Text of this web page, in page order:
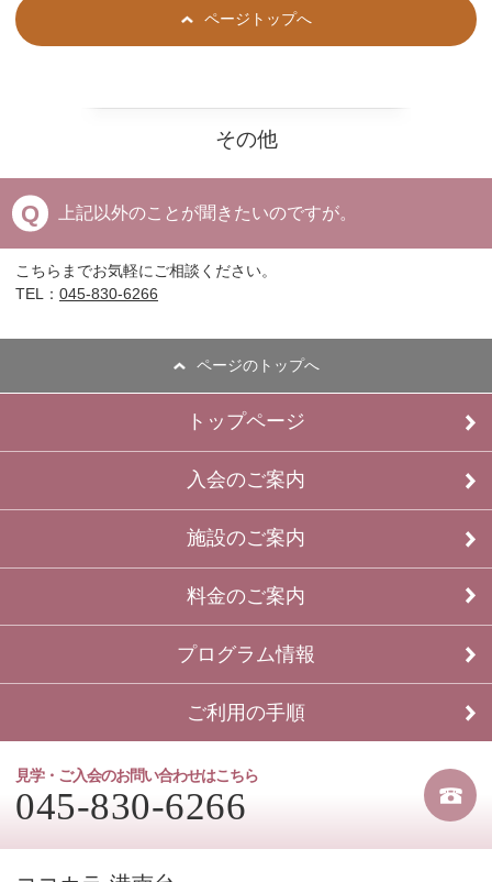
ページトップへ
その他
上記以外のことが聞きたいのですが。
こちらまでお気軽にご相談ください。
TEL： 045-830-6266
ページのトップへ
トップページ
入会のご案内
施設のご案内
料金のご案内
プログラム情報
ご利用の手順
見学・ご入会のお問い合わせはこちら
045-830-6266